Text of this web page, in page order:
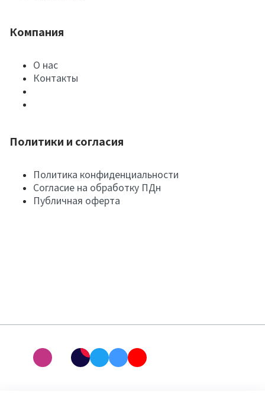
Компания
О нас
Контакты
Политики и согласия
Политика конфиденциальности
Согласие на обработку ПДн
Публичная оферта